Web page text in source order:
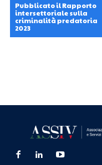
Pubblicato il Rapporto
intersettoriale sulla
criminalità predatoria
2023